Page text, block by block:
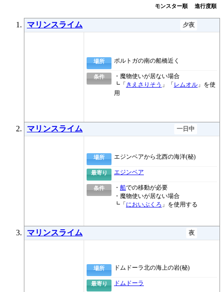
モンスター順 進行度順
マリンスライム 夕夜
場所 ポルトガの南の船橋近く
条件
・魔物使いが居ない場合
┗「 きえさりそう 」「 レムオル 」を使
用
マリンスライム 一日中
場所 エジンベアから北西の海洋(秘)
最寄り エジンベア
条件 ・ 船での移動が必要
・魔物使いが居ない場合
┗「 においぶくろ 」を使用する
マリンスライム 夜
場所 ドムドーラ北の海上の岩(秘)
最寄り ドムドーラ